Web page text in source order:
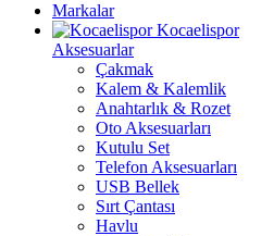
Markalar
Kocaelispor
Aksesuarlar
Çakmak
Kalem & Kalemlik
Anahtarlık & Rozet
Oto Aksesuarları
Kutulu Set
Telefon Aksesuarları
USB Bellek
Sırt Çantası
Havlu